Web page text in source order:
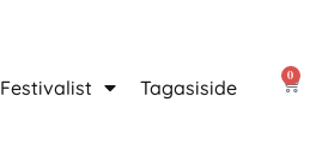
Festivalist Tagasiside
0